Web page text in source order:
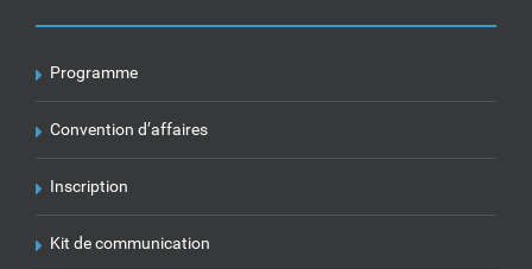
Programme
Convention d’affaires
Inscription
Kit de communication